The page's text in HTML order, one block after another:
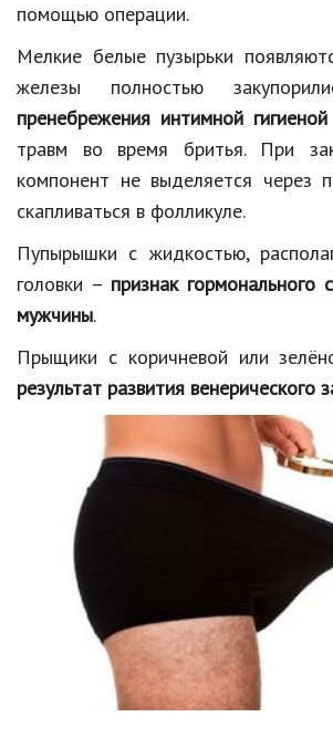
помощью операции.
Мелкие белые пузырьки
железы полностью
пренебрежения интимной гигиеной
травм во время бритья. При
компонент не выделяется через
скапливаться в фолликуле.
Пупырышки с жидкостью,
головки – признак гормонального
мужчины.
Прыщики с коричневой или
результат развития венерического